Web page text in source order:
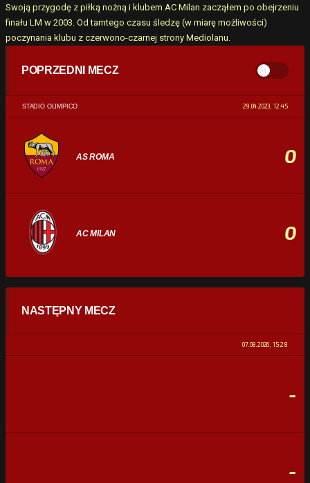
Swoją przygodę z piłką nożną i klubem AC Milan zacząłem po obejrzeniu
finału LM w 2003. Od tamtego czasu śledzę (w miarę możliwości)
poczynania klubu z czerwono-czarnej strony Mediolanu.
POPRZEDNI MECZ
STADIO OLIMPICO 29.04.2023, 12:45
AS ROMA 0
AC MILAN 0
STATYSTYKI
0% 100%
NASTĘPNY MECZ
07.08.2026, 15:28
-
-